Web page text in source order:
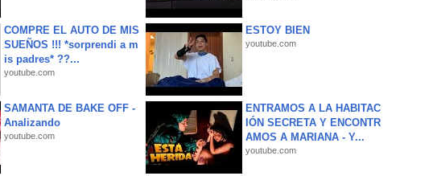
COMPRE EL AUTO DE MIS
SUEÑOS !!! *sorprendi a m
is padres* ??...
youtube.com
ESTOY BIEN
youtube.com
SAMANTA DE BAKE OFF -
Analizando
youtube.com
ENTRAMOS A LA HABITAC
IÓN SECRETA Y ENCONTR
AMOS A MARIANA - Y...
youtube.com